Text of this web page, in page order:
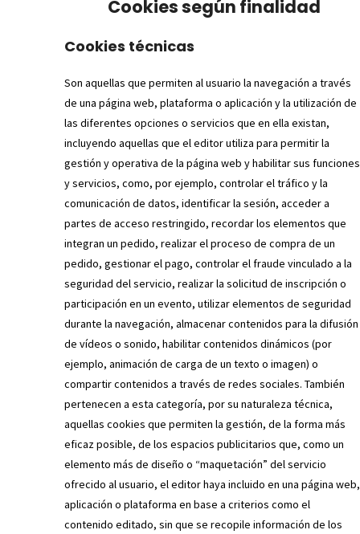
Cookies según finalidad
Cookies técnicas
Son aquellas que permiten al usuario la navegación a través
de una página web, plataforma o aplicación y la utilización de
las diferentes opciones o servicios que en ella existan,
incluyendo aquellas que el editor utiliza para permitir la
gestión y operativa de la página web y habilitar sus funciones
y servicios, como, por ejemplo, controlar el tráfico y la
comunicación de datos, identificar la sesión, acceder a
partes de acceso restringido, recordar los elementos que
integran un pedido, realizar el proceso de compra de un
pedido, gestionar el pago, controlar el fraude vinculado a la
seguridad del servicio, realizar la solicitud de inscripción o
participación en un evento, utilizar elementos de seguridad
durante la navegación, almacenar contenidos para la difusión
de vídeos o sonido, habilitar contenidos dinámicos (por
ejemplo, animación de carga de un texto o imagen) o
compartir contenidos a través de redes sociales. También
pertenecen a esta categoría, por su naturaleza técnica,
aquellas cookies que permiten la gestión, de la forma más
eficaz posible, de los espacios publicitarios que, como un
elemento más de diseño o “maquetación” del servicio
ofrecido al usuario, el editor haya incluido en una página web,
aplicación o plataforma en base a criterios como el
contenido editado, sin que se recopile información de los